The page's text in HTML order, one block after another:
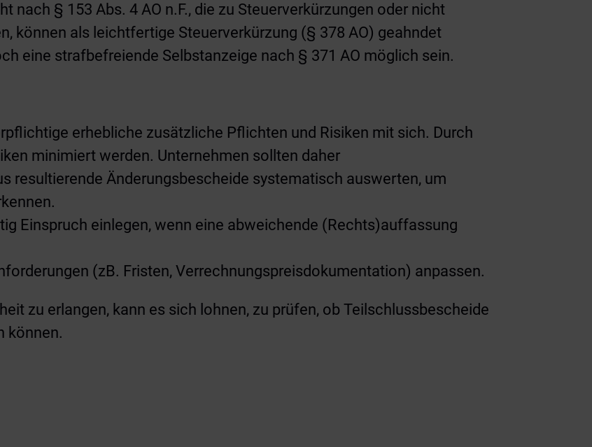
nach § 153 Abs. 4 AO n.F., die zu Steuerverkürzungen oder nicht
können als leichtfertige Steuerverkürzung (§ 378 AO) geahndet
eine strafbefreiende Selbstanzeige nach § 371 AO möglich sein.
erhebliche zusätzliche Pflichten und Risiken mit sich. Durch
minimiert werden. Unternehmen sollten daher
resultierende Änderungsbescheide systematisch auswerten, um
Einspruch einlegen, wenn eine abweichende (Rechts)auffassung
(zB. Fristen, Verrechnungspreisdokumentation) anpassen.
zu erlangen, kann es sich lohnen, zu prüfen, ob Teilschlussbescheide
können.